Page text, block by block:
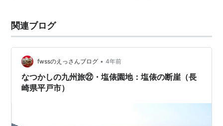
関連ブログ
fwssのえっさんブログ • 4年前
なつかしの九州旅㉒・塩俵園地：塩俵の断崖（長
崎県平戸市）